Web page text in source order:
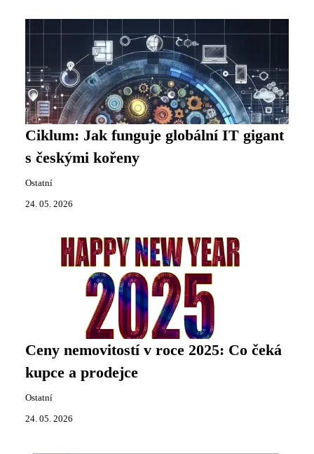
Ciklum: Jak funguje globální IT gigant
s českými kořeny
Ostatní
24. 05. 2026
Ceny nemovitostí v roce 2025: Co čeká
kupce a prodejce
Ostatní
24. 05. 2026